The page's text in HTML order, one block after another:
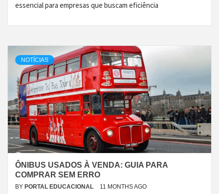
essencial para empresas que buscam eficiência
NOTÍCIAS
ÔNIBUS USADOS À VENDA: GUIA PARA
COMPRAR SEM ERRO
BY PORTAL EDUCACIONAL 11 MONTHS AGO